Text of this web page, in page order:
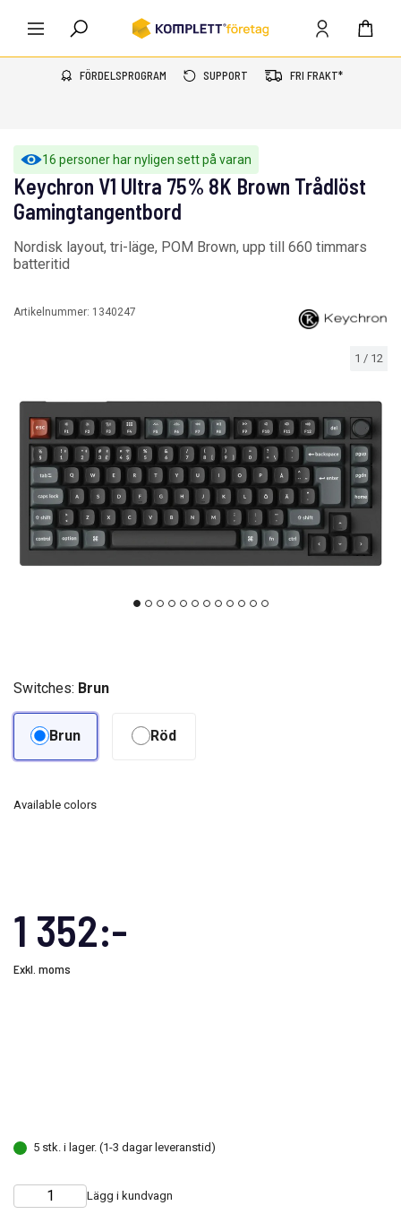
FÖRDELSPROGRAM SUPPORT FRI FRAKT*
16 personer har nyligen sett på varan
1 / 12
Keychron V1 Ultra 75% 8K Brown Trådlöst
Gamingtangentbord
Nordisk layout, tri-läge, POM Brown, upp till 660 timmars
batteritid
Artikelnummer: 1340247
1 352:-
Exkl. moms
Switches: Brun
Brun Röd
Available colors
5 stk. i lager. (1-3 dagar leveranstid)
Choose
Quantity Lägg i kundvagn